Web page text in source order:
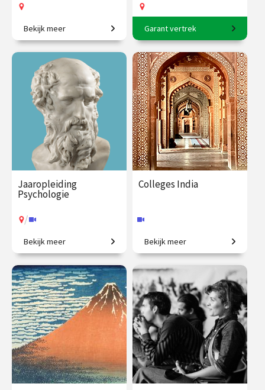
De Caraïbische smeltkroes.
€ 109.00
vanaf 2
dec.
Op locatie
Bekijk meer
11-daagse reis o.l.v. Frederik
Erens.
€ 3145.00
vanaf 17
aug.
Op locatie
Garant vertrek
Jaaropleiding
Psychologie
/
Een introductie naar het
menselijk zijn
€ 1225.00
vanaf 29
sep.
/ Op locatie of online
Bekijk meer
Colleges India
Een grootmacht in opkomst.
€ 195.00
vanaf 22
okt.
Online
Bekijk meer